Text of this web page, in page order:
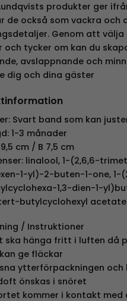
produkter ger
de också som vackra och
Genom att
och tycker om kan du
avslappnande och
dig och dina gäster
Svart band som kan
1-3 månader
cm / B 7,5 cm
linalool, 1-(2,6,6-
1-yl)-2-buten-1-one, 1-
1,3-dien-1-
butylcyclohexyl acetate
/ Instruktioner
ska hänga fritt i luften då
ge fläckar
ytterförpackningen
önskas i snöret
kommer i kontakt med